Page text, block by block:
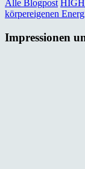
Alle Blogpost
körpereigenen
Impressionen